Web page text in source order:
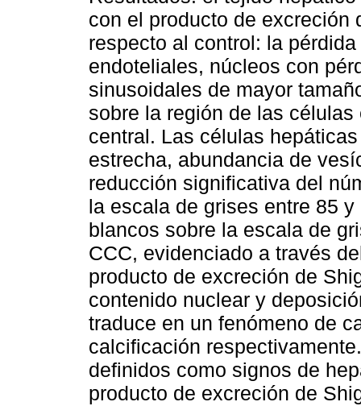
con el producto de excreción
respecto al control: la
endoteliales, núcleos con
sinusoidales de mayor
sobre la región de las
central. Las células
estrecha, abundancia de
reducción significativa del
la escala de grises entre 85
blancos sobre la escala de
CCC, evidenciado a través
producto de excreción de
contenido nuclear y
traduce en un fenómeno de
calcificación
definidos como signos de
producto de excreción de